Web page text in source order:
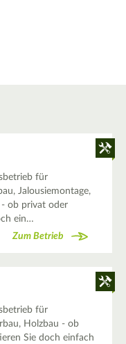
für
Jalousiemontage,
- ob privat oder
ein…
Zum Betrieb
für
Holzbau - ob
Sie doch einfach